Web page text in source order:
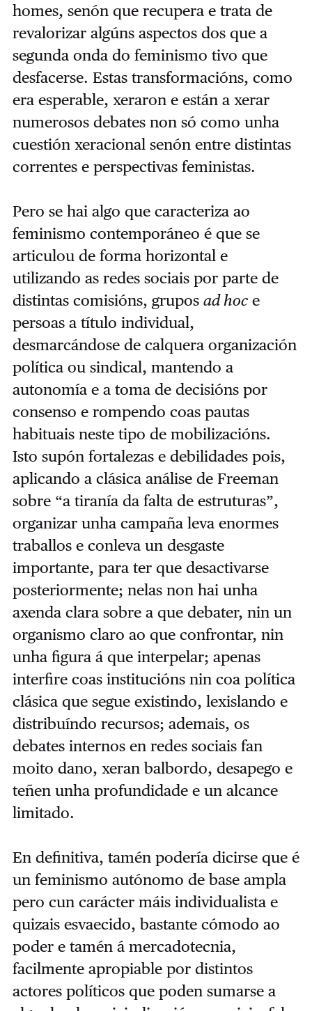
homes, senón que recupera e trata de
revalorizar algúns aspectos dos que a
segunda onda do feminismo tivo que
desfacerse. Estas transformacións, como
era esperable, xeraron e están a xerar
numerosos debates non só como unha
cuestión xeracional senón entre distintas
correntes e perspectivas feministas.
Pero se hai algo que caracteriza ao
feminismo contemporáneo é que se
articulou de forma horizontal e
utilizando as redes sociais por parte de
distintas comisións, grupos ad hoce
persoas a título individual,
desmarcándose de calquera organización
política ou sindical, mantendo a
autonomía e a toma de decisións por
consenso e rompendo coas pautas
habituais neste tipo de mobilizacións.
Isto supón fortalezas e debilidades pois,
aplicando a clásica análise de Freeman
sobre “a tiranía da falta de estruturas”,
organizar unha campaña leva enormes
traballos e conleva un desgaste
importante, para ter que desactivarse
posteriormente; nelas non hai unha
axenda clara sobre a que debater, nin un
organismo claro ao que confrontar, nin
unha figura á que interpelar; apenas
interfire coas institucións nin coa política
clásica que segue existindo, lexislando e
distribuíndo recursos; ademais, os
debates internos en redes sociais fan
moito dano, xeran balbordo, desapego e
teñen unha profundidade e un alcance
limitado.
En definitiva, tamén podería dicirse que é
un feminismo autónomo de base ampla
pero cun carácter máis individualista e
quizais esvaecido, bastante cómodo ao
poder e tamén á mercadotecnia,
facilmente apropiable por distintos
actores políticos que poden sumarse a